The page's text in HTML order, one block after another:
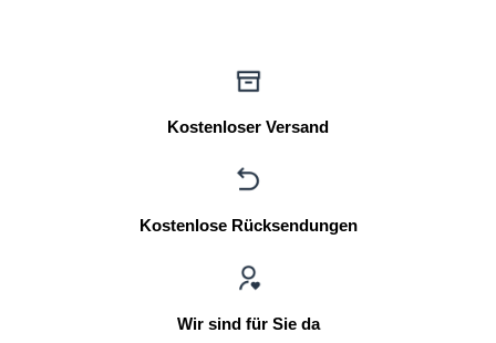
Kostenloser Versand
Kostenlose Rücksendungen
Wir sind für Sie da